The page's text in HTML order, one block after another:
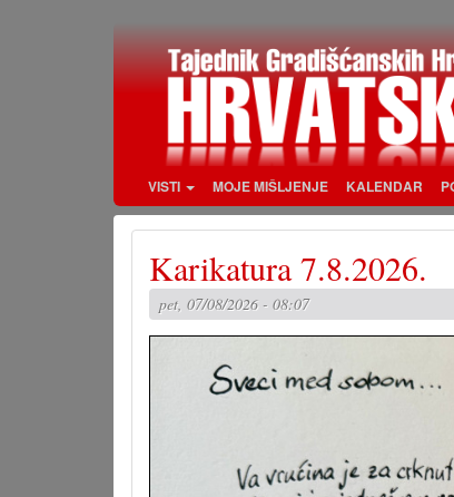
VISTI MOJE MIŠLJENJE KALENDAR
Karikatura 7.8.2026.
pet, 07/08/2026 - 08:07